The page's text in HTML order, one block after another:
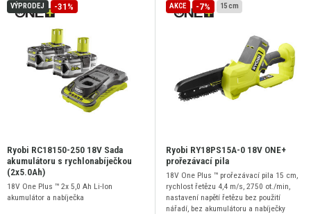
VÝPRODEJ -31%
Ryobi RC18150-250 18V Sada
akumulátoru s rychlonabíječkou
(2x5.0Ah)
18V One Plus ™ 2x 5,0 Ah Li-Ion
akumulátor a nabíječka
AKCE -7% 15 cm
Ryobi RY18PS15A-0 18V ONE+
prořezávací pila
18V One Plus ™ prořezávací pila 15 cm,
rychlost řetězu 4,4 m/s, 2750 ot./min,
nastavení napětí řetězu bez použití
nářadí, bez akumulátoru a nabíječky